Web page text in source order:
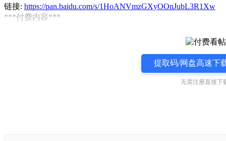
链接: https://pan.baidu.com/s/1HoANVmzGXyOOnJubL3R1Xw
***付费内容***
提取码/网盘高速下
无需注册直接下